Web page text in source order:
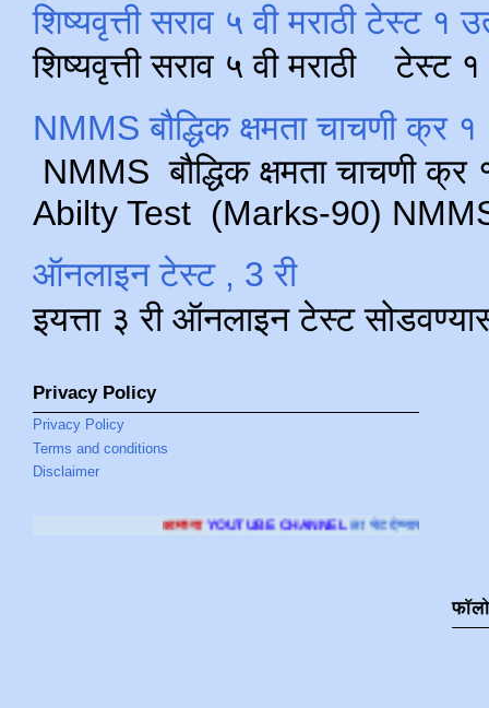
शिष्यवृत्ती सराव ५ वी मराठी टेस्ट १
शिष्यवृत्ती सराव ५ वी मराठी टेस्ट
NMMS बौद्धिक क्षमता चाचणी क्र
NMMS बौद्धिक क्षमता चाचणी
Abilty Test (Marks-90) NMMS
ऑनलाइन टेस्ट , 3 री
इयत्ता ३ री ऑनलाइन टेस्ट
Privacy Policy
Privacy Policy
Terms and conditions
Disclaimer
YOUTUBE CHANNELला भेट देण्यासाठी क्लिक करा.